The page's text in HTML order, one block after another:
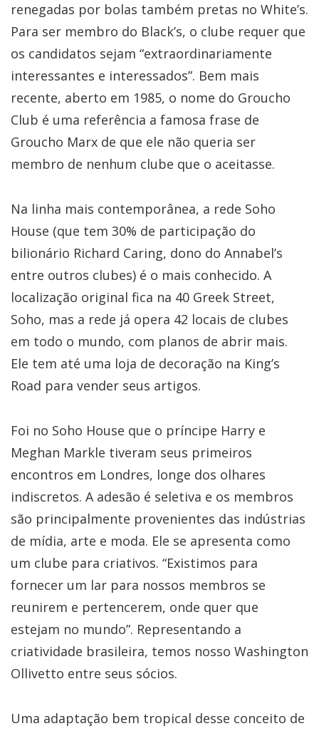
renegadas por bolas também pretas no White’s.
Para ser membro do Black’s, o clube requer que
os candidatos sejam “extraordinariamente
interessantes e interessados”. Bem mais
recente, aberto em 1985, o nome do Groucho
Club é uma referência a famosa frase de
Groucho Marx de que ele não queria ser
membro de nenhum clube que o aceitasse.
Na linha mais contemporânea, a rede Soho
House (que tem 30% de participação do
bilionário Richard Caring, dono do Annabel’s
entre outros clubes) é o mais conhecido. A
localização original fica na 40 Greek Street,
Soho, mas a rede já opera 42 locais de clubes
em todo o mundo, com planos de abrir mais.
Ele tem até uma loja de decoração na King’s
Road para vender seus artigos.
Foi no Soho House que o príncipe Harry e
Meghan Markle tiveram seus primeiros
encontros em Londres, longe dos olhares
indiscretos. A adesão é seletiva e os membros
são principalmente provenientes das indústrias
de mídia, arte e moda. Ele se apresenta como
um clube para criativos. “Existimos para
fornecer um lar para nossos membros se
reunirem e pertencerem, onde quer que
estejam no mundo”. Representando a
criatividade brasileira, temos nosso Washington
Ollivetto entre seus sócios.
Uma adaptação bem tropical desse conceito de